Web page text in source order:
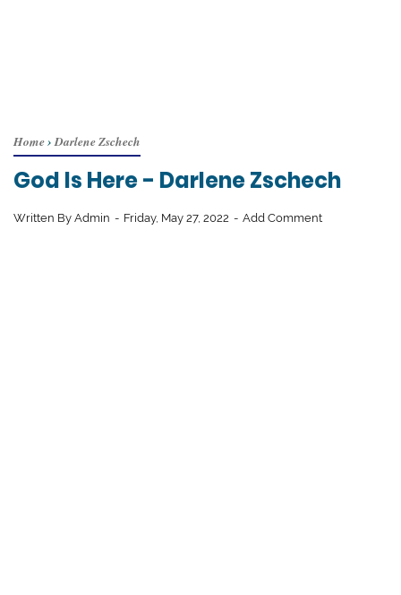
Home›Darlene Zschech
God Is Here - Darlene Zschech
Written By Admin Friday, May 27, 2022 Add Comment